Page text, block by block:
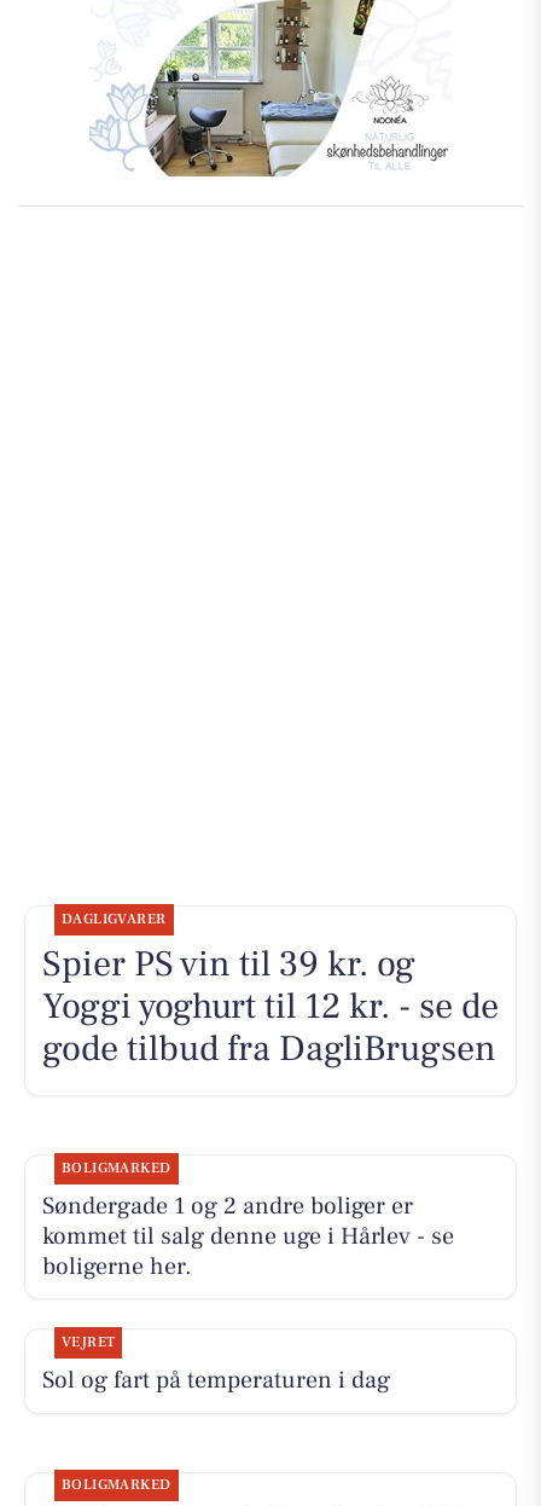
DAGLIGVARER
Spier PS vin til 39 kr. og
Yoggi yoghurt til 12 kr. - se de
gode tilbud fra DagliBrugsen
BOLIGMARKED
Søndergade 1 og 2 andre boliger er
kommet til salg denne uge i Hårlev - se
boligerne her.
VEJRET
Sol og fart på temperaturen i dag
BOLIGMARKED